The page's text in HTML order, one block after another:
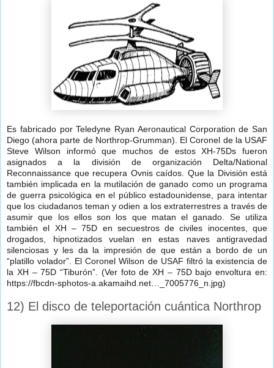
Es fabricado por Teledyne Ryan Aeronautical Corporation de San
Diego (ahora parte de Northrop-Grumman). El Coronel de la USAF
Steve Wilson informó que muchos de estos XH-75Ds fueron
asignados a la división de organización Delta/National
Reconnaissance que recupera Ovnis caídos. Que la División está
también implicada en la mutilación de ganado como un programa
de guerra psicológica en el público estadounidense, para intentar
que los ciudadanos teman y odien a los extraterrestres a través de
asumir que los ellos son los que matan el ganado. Se utiliza
también el XH – 75D en secuestros de civiles inocentes, que
drogados, hipnotizados vuelan en estas naves antigravedad
silenciosas y les da la impresión de que están a bordo de un
“platillo volador”. El Coronel Wilson de USAF filtró la existencia de
la XH – 75D “Tiburón”. (Ver foto de XH – 75D bajo envoltura en:
https://fbcdn-sphotos-a.akamaihd.net…_7005776_n.jpg)
12) El disco de teleportación cuántica Northrop